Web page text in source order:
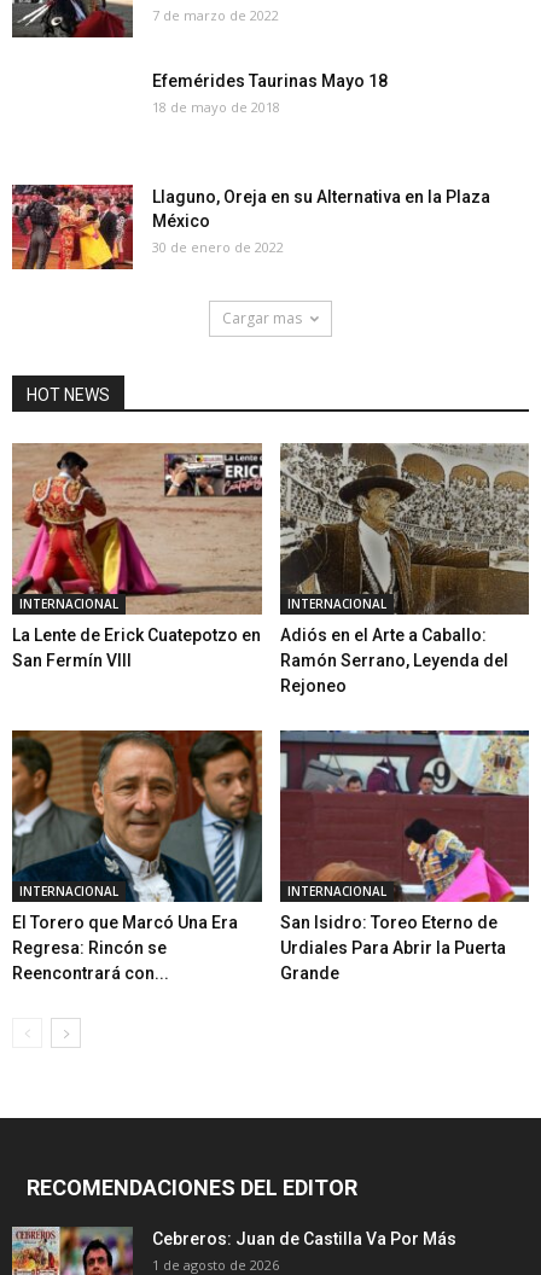
7 de marzo de 2022
Efemérides Taurinas Mayo 18
18 de mayo de 2018
Llaguno, Oreja en su Alternativa en la Plaza
México
30 de enero de 2022
Cargar mas
HOT NEWS
INTERNACIONAL
La Lente de Erick Cuatepotzo en
San Fermín VIII
INTERNACIONAL
Adiós en el Arte a Caballo:
Ramón Serrano, Leyenda del
Rejoneo
INTERNACIONAL
El Torero que Marcó Una Era
Regresa: Rincón se
Reencontrará con...
INTERNACIONAL
San Isidro: Toreo Eterno de
Urdiales Para Abrir la Puerta
Grande
RECOMENDACIONES DEL EDITOR
Cebreros: Juan de Castilla Va Por Más
1 de agosto de 2026